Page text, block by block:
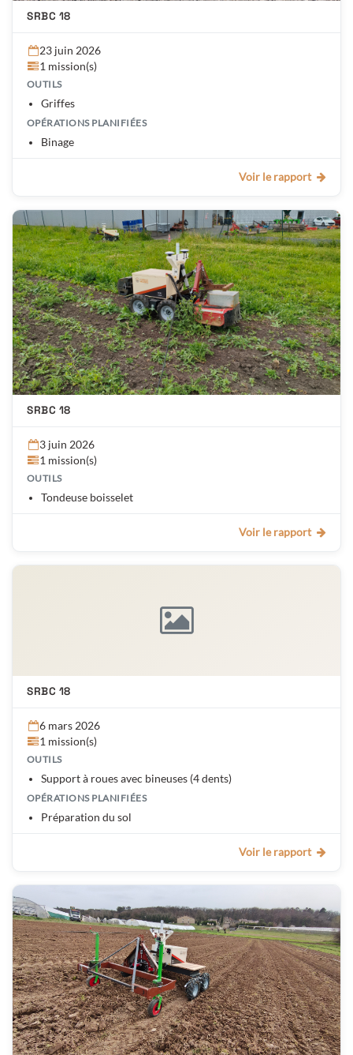
SRBC 18
23 juin 2026
1 mission(s)
OUTILS
Griffes
OPÉRATIONS PLANIFIÉES
Binage
Voir le rapport
SRBC 18
3 juin 2026
1 mission(s)
OUTILS
Tondeuse boisselet
Voir le rapport
SRBC 18
6 mars 2026
1 mission(s)
OUTILS
Support à roues avec bineuses (4 dents)
OPÉRATIONS PLANIFIÉES
Préparation du sol
Voir le rapport